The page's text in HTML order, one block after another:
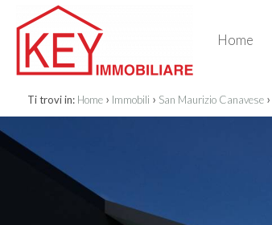
Home
Ti trovi in: Home › Immobili › San Maurizio Canavese ›